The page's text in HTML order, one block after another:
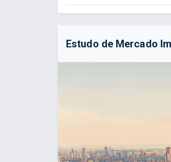
Estudo de Mercado